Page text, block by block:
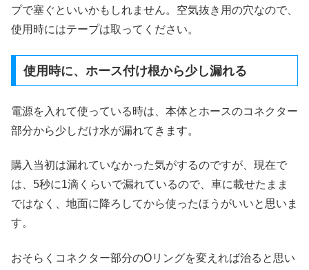
プで塞ぐといいかもしれません。空気抜き用の穴なので、
使用時にはテープは取ってください。
使用時に、ホース付け根から少し漏れる
電源を入れて使っている時は、本体とホースのコネクター
部分から少しだけ水が漏れてきます。
購入当初は漏れていなかった気がするのですが、現在で
は、5秒に1滴くらいで漏れているので、車に載せたまま
ではなく、地面に降ろしてから使ったほうがいいと思いま
す。
おそらくコネクター部分のOリングを変えれば治ると思い